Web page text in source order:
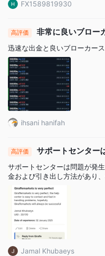
FX1589819930
高評価 非常に良いブロー
迅速な出金と良いブローカー
ihsani hanifah
高評価 サポートセンター
サポートセンターは問題が発
金および引き出し方法があり
Jamal Khubaeys